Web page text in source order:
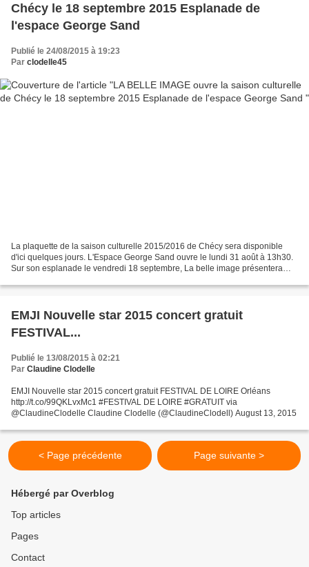
Chécy le 18 septembre 2015 Esplanade de
l'espace George Sand
Publié le 24/08/2015 à 19:23
Par clodelle45
La plaquette de la saison culturelle 2015/2016 de Chécy sera disponible
d'ici quelques jours. L'Espace George Sand ouvre le lundi 31 août à 13h30.
Sur son esplanade le vendredi 18 septembre, La belle image présentera
EMJI Nouvelle star 2015 concert gratuit
FESTIVAL...
Publié le 13/08/2015 à 02:21
Par Claudine Clodelle
EMJI Nouvelle star 2015 concert gratuit FESTIVAL DE LOIRE Orléans
http://t.co/99QKLvxMc1 #FESTIVAL DE LOIRE #GRATUIT via
@ClaudineClodelle Claudine Clodelle (@ClaudineClodell) August 13, 2015
< Page précédente Page suivante >
Hébergé par Overblog
Top articles
Pages
Contact